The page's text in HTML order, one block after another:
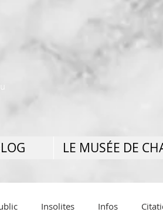
LE MUSÉE DE
Insolites Infos